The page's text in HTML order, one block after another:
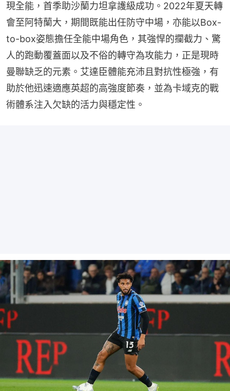
現全能，首季助沙蘭力坦拿護級成功。2022年夏天轉
會至阿特蘭大，期間既能出任防守中場，亦能以Box-
to-box姿態擔任全能中場角色，其強悍的攔截力、驚
人的跑動覆蓋面以及不俗的轉守為攻能力，正是現時
曼聯缺乏的元素。艾達臣體能充沛且對抗性極強，有
助於他迅速適應英超的高強度節奏，並為卡域克的戰
術體系注入欠缺的活力與穩定性。